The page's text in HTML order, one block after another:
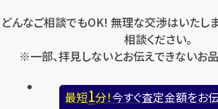
どんなご相談でもOK! 無理な交渉はいたし
相談ください。
※一部、拝見しないとお伝えできないお品
最短1分！今すぐ査定金額をお